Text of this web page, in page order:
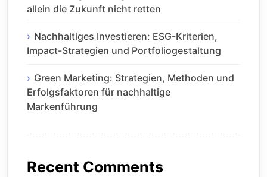
allein die Zukunft nicht retten
Nachhaltiges Investieren: ESG-Kriterien,
Impact-Strategien und Portfoliogestaltung
Green Marketing: Strategien, Methoden und
Erfolgsfaktoren für nachhaltige
Markenführung
Recent Comments